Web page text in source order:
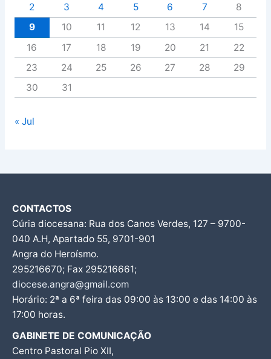
2
3 4 5 6 7
8
9
10 11 12 13 14
15
16
17 18 19 20 21
22
23
24 25 26 27 28
29
30
31
« Jul
CONTACTOS
Cúria diocesana: Rua dos Canos Verdes, 127 – 9700-
040 A.H, Apartado 55, 9701-901
Angra do Heroísmo.
295216670; Fax 295216661;
diocese.angra@gmail.com
Horário: 2ª a 6ª feira das 09:00 às 13:00 e das 14:00 às
17:00 horas.
GABINETE DE COMUNICAÇÃO
Centro Pastoral Pio XII,